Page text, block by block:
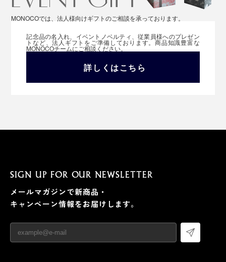
MONOCOでは、法人様向けギフトのご相談を承っております。
記念品の名入れ、イベントノベルティ、従業員様へのプレゼン
トなど、法人ギフトをご準備しております。商品知識豊富な
MONOCOチームにご相談ください。
詳しくはこちら
SIGN UP FOR OUR NEWSLETTER
メールマガジンで新商品・
キャンペーン情報をお届けします。